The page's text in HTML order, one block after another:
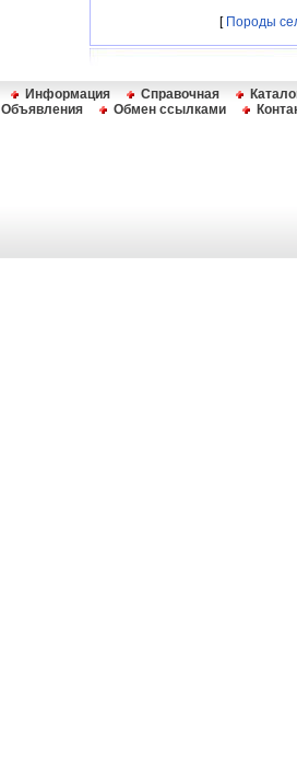
[ Породы
Информация Справочная
Объявления Обмен ссылками